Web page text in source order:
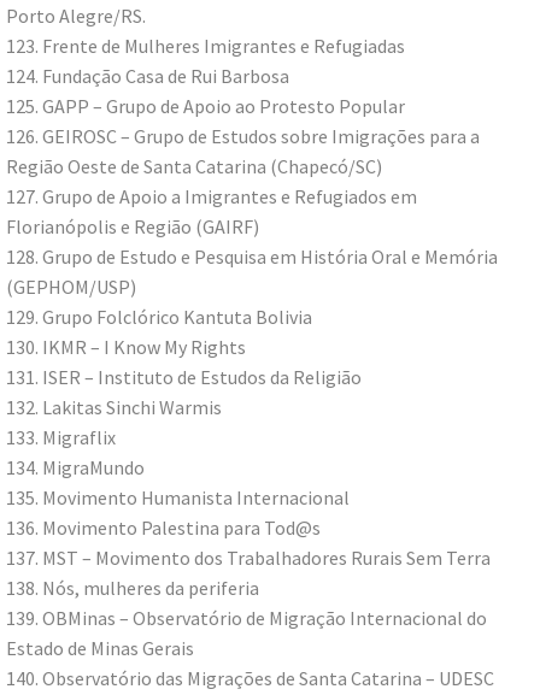
Porto Alegre/RS.
123. Frente de Mulheres Imigrantes e Refugiadas
124. Fundação Casa de Rui Barbosa
125. GAPP – Grupo de Apoio ao Protesto Popular
126. GEIROSC – Grupo de Estudos sobre Imigrações para a
Região Oeste de Santa Catarina (Chapecó/SC)
127. Grupo de Apoio a Imigrantes e Refugiados em
Florianópolis e Região (GAIRF)
128. Grupo de Estudo e Pesquisa em História Oral e Memória
(GEPHOM/USP)
129. Grupo Folclórico Kantuta Bolivia
130. IKMR – I Know My Rights
131. ISER – Instituto de Estudos da Religião
132. Lakitas Sinchi Warmis
133. Migraflix
134. MigraMundo
135. Movimento Humanista Internacional
136. Movimento Palestina para Tod@s
137. MST – Movimento dos Trabalhadores Rurais Sem Terra
138. Nós, mulheres da periferia
139. OBMinas – Observatório de Migração Internacional do
Estado de Minas Gerais
140. Observatório das Migrações de Santa Catarina – UDESC